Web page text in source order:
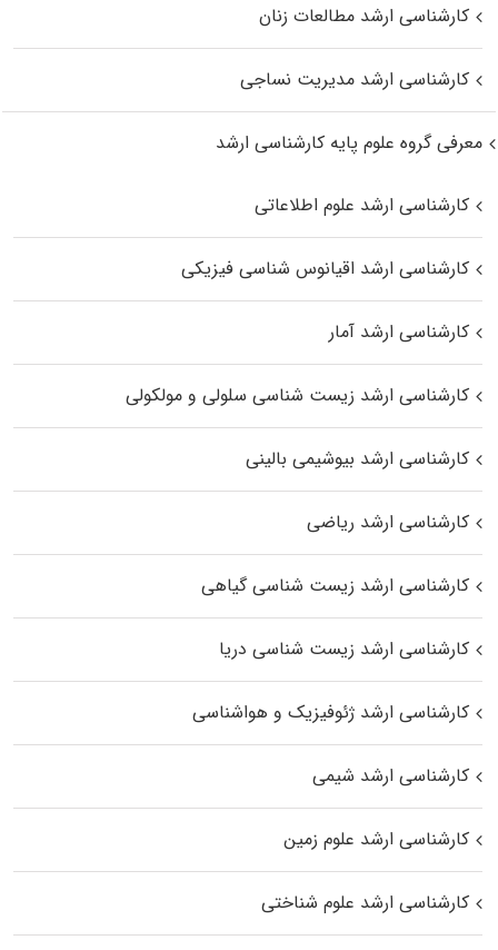
کارشناسی ارشد مطالعات زنان
کارشناسی ارشد مدیریت نساجی
معرفی گروه علوم پایه کارشناسی ارشد
کارشناسی ارشد علوم اطلاعاتی
کارشناسی ارشد اقیانوس‌ شناسی فیزیکی
کارشناسی ارشد آمار
کارشناسی ارشد زیست شناسی سلولی و مولکولی
کارشناسی ارشد بیوشیمی بالینی
کارشناسی ارشد ریاضی
کارشناسی ارشد زیست‌ شناسی گیاهی
کارشناسی ارشد زیست‌ شناسی دریا
کارشناسی ارشد ژئوفیزیک و هواشناسی
کارشناسی ارشد شیمی
کارشناسی ارشد علوم زمین
کارشناسی ارشد علوم شناختی